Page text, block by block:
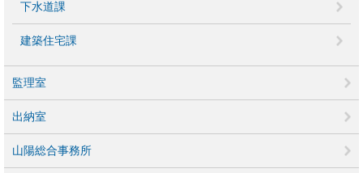
下水道課
建築住宅課
監理室
出納室
山陽総合事務所